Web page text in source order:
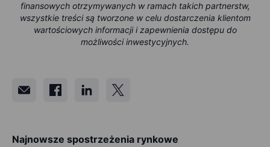
finansowych otrzymywanych w ramach takich partnerstw,
wszystkie treści są tworzone w celu dostarczenia klientom
wartościowych informacji i zapewnienia dostępu do
możliwości inwestycyjnych.
Najnowsze spostrzeżenia rynkowe